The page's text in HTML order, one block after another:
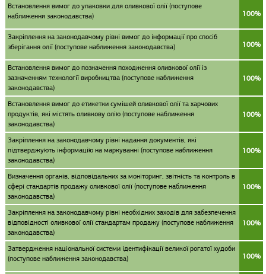
Встановлення вимог до упаковки для оливкової олії (поступове
наближення законодавства)
100%
Закріплення на законодавчому рівні вимог до інформації про спосіб
зберігання олії (поступове наближення законодавства)
100%
Встановлення вимог до позначення походження оливкової олії із
зазначенням технології виробництва (поступове наближення
законодавства)
100%
Встановлення вимог до етикетки сумішей оливкової олії та харчових
продуктів, які містять оливкову олію (поступове наближення
законодавства)
100%
Закріплення на законодавчому рівні надання документів, які
підтверджують інформацію на маркуванні (поступове наближення
законодавства)
100%
Визначення органів, відповідальних за моніторинг, звітність та контроль в
сфері стандартів продажу оливкової олії (поступове наближення
законодавства)
100%
Закріплення на законодавчому рівні необхідних заходів для забезпечення
відповідності оливкової олії стандартам продажу (поступове наближення
законодавства)
100%
Затвердження національної системи ідентифікації великої рогатої худоби
(поступове наближення законодавства)
100%